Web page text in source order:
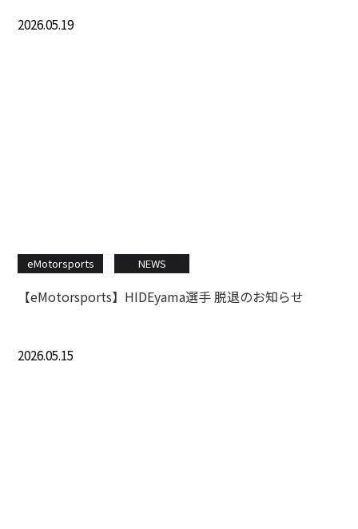
2026.05.19
eMotorsports NEWS
【eMotorsports】HIDEyama選手 脱退のお知らせ
2026.05.15